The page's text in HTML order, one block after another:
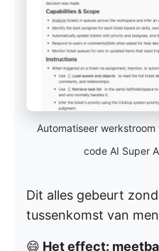
Automatiseer
code AI Super
Dit alles gebeurt
tussenkomst van
😄 Het effect: